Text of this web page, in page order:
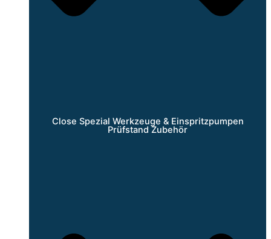
Close Spezial Werkzeuge & Einspritzpumpen
Prüfstand Zubehör